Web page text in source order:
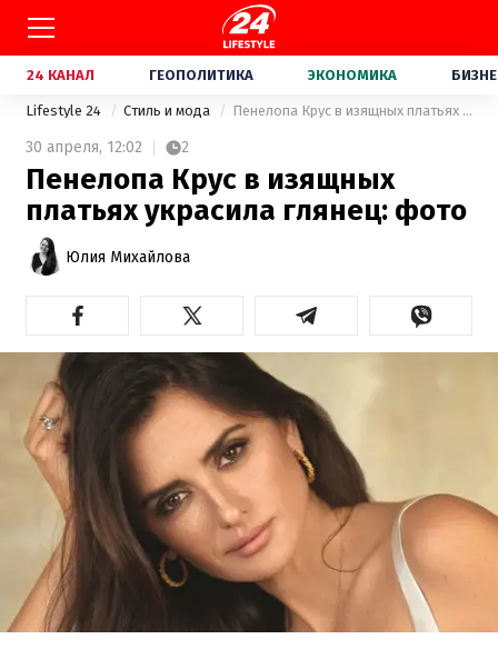
24 КАНАЛ ГЕОПОЛИТИКА ЭКОНОМИКА
Lifestyle 24 Стиль и мода Пенелопа Крус в изящных платьях украсила глянец: фото
30 апреля, 12:02 2
Пенелопа Крус в изящных
платьях украсила глянец: фото
Юлия Михайлова